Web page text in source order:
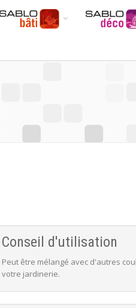
Conseil d'utilisation
Peut être mélangé avec d'autres
votre jardinerie.